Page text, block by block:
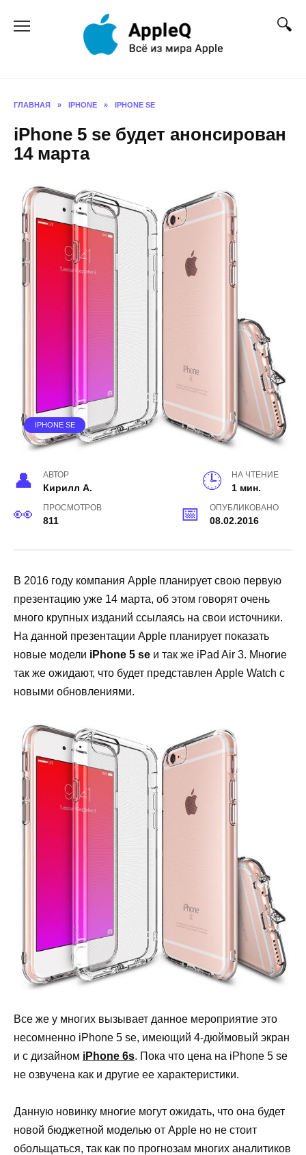
ГЛАВНАЯ » IPHONE » IPHONE SE
iPhone 5 se будет анонсирован
14 марта
IPHONE SE
АВТОР
Кирилл А.
НА ЧТЕНИЕ
1 мин.
ПРОСМОТРОВ
811
ОПУБЛИКОВАНО
08.02.2016
В 2016 году компания Apple планирует свою первую
презентацию уже 14 марта, об этом говорят очень
много крупных изданий ссылаясь на свои источники.
На данной презентации Apple планирует показать
новые модели iPhone 5 se и так же iPad Air 3. Многие
так же ожидают, что будет представлен Apple Watch с
новыми обновлениями.
Все же у многих вызывает данное мероприятие это
несомненно iPhone 5 se, имеющий 4-дюймовый экран
и с дизайном iPhone 6s. Пока что цена на iPhone 5 se
не озвучена как и другие ее характеристики.
Данную новинку многие могут ожидать, что она будет
новой бюджетной моделью от Apple но не стоит
обольщаться, так как по прогнозам многих аналитиков